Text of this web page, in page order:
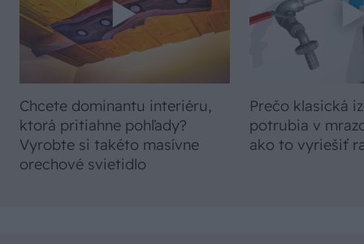
Chcete dominantu interiéru,
ktorá pritiahne pohľady?
Vyrobte si takéto masívne
orechové svietidlo
Prečo klasická
potrubia v
ako to vyriešiť